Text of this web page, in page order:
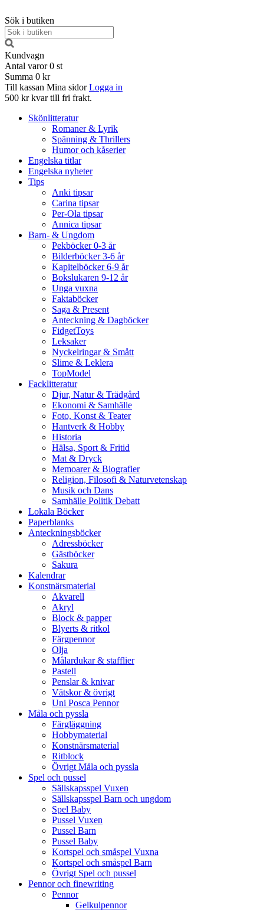
Sök i butiken
Kundvagn
Antal varor 0 st
Summa 0 kr
Till kassan Mina sidor Logga in
500 kr kvar till fri frakt.
Skönlitteratur
Romaner & Lyrik
Spänning & Thrillers
Humor och kåserier
Engelska titlar
Engelska nyheter
Tips
Anki tipsar
Carina tipsar
Per-Ola tipsar
Annica tipsar
Barn- & Ungdom
Pekböcker 0-3 år
Bilderböcker 3-6 år
Kapitelböcker 6-9 år
Bokslukaren 9-12 år
Unga vuxna
Faktaböcker
Saga & Present
Anteckning & Dagböcker
FidgetToys
Leksaker
Nyckelringar & Smått
Slime & Leklera
TopModel
Facklitteratur
Djur, Natur & Trädgård
Ekonomi & Samhälle
Foto, Konst & Teater
Hantverk & Hobby
Historia
Hälsa, Sport & Fritid
Mat & Dryck
Memoarer & Biografier
Religion, Filosofi & Naturvetenskap
Musik och Dans
Samhälle Politik Debatt
Lokala Böcker
Paperblanks
Anteckningsböcker
Adressböcker
Gästböcker
Sakura
Kalendrar
Konstnärsmaterial
Akvarell
Akryl
Block & papper
Blyerts & ritkol
Färgpennor
Olja
Målardukar & stafflier
Pastell
Penslar & knivar
Vätskor & övrigt
Uni Posca Pennor
Måla och pyssla
Färgläggning
Hobbymaterial
Konstnärsmaterial
Ritblock
Övrigt Måla och pyssla
Spel och pussel
Sällskapsspel Vuxen
Sällskapsspel Barn och ungdom
Spel Baby
Pussel Vuxen
Pussel Barn
Pussel Baby
Kortspel och småspel Vuxna
Kortspel och småspel Barn
Övrigt Spel och pussel
Pennor och finewriting
Pennor
Gelkulpennor